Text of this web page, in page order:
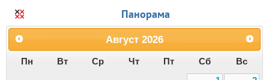
Панорама
Август 2026
Пн Вт Ср Чт Пт Сб
Вс